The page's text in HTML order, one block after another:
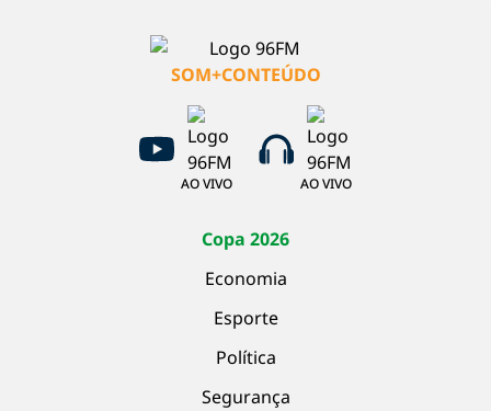
SOM+CONTEÚDO
AO VIVO AO VIVO
Copa 2026
Economia
Esporte
Política
Segurança